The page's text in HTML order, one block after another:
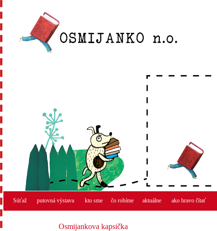
Súťaž putovná výstava kto sme čo robíme aktuálne ako hravo čítať
Osmijankova kapsička